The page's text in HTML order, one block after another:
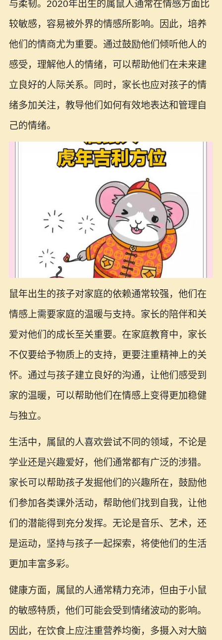
与柔韧。2020年出生的属鼠人通常在情感方面比
较敏感，容易被外界的情感所影响。因此，培养
他们的情商尤为重要。通过鼓励他们倾听他人的
感受，理解他人的情绪，可以帮助他们在未来建
立良好的人际关系。同时，家长也应对孩子的情
绪多加关注，教导他们如何有效地表达和管理自
己的情绪。
鼠年出生的孩子对家庭的依赖通常较强，他们在
情感上需要家庭的温暖与支持。家长的陪伴和关
爱对他们的成长至关重要。在家庭教育中，家长
不仅要给予物质上的支持，更要注重精神上的关
怀。通过与孩子建立良好的沟通，让他们感受到
家的温暖，可以帮助他们在情感上变得更加稳健
与独立。
生活中，属鼠的人喜欢尝试不同的领域，不论是
学业还是兴趣爱好，他们通常都有广泛的涉猎。
家长可以帮助孩子发掘他们的兴趣所在，鼓励他
们参加各类课外活动，帮助他们找到自我，让他
们的潜能得到充分发挥。无论是音乐、艺术，还
是运动，坚持与孩子一起探索，将使他们的生活
更加丰富多彩。
健康方面，属鼠的人通常精力充沛，但由于小鼠
的敏感特质，他们可能会受到情绪波动的影响。
因此，在饮食上应注重营养均衡，多摄入对大脑